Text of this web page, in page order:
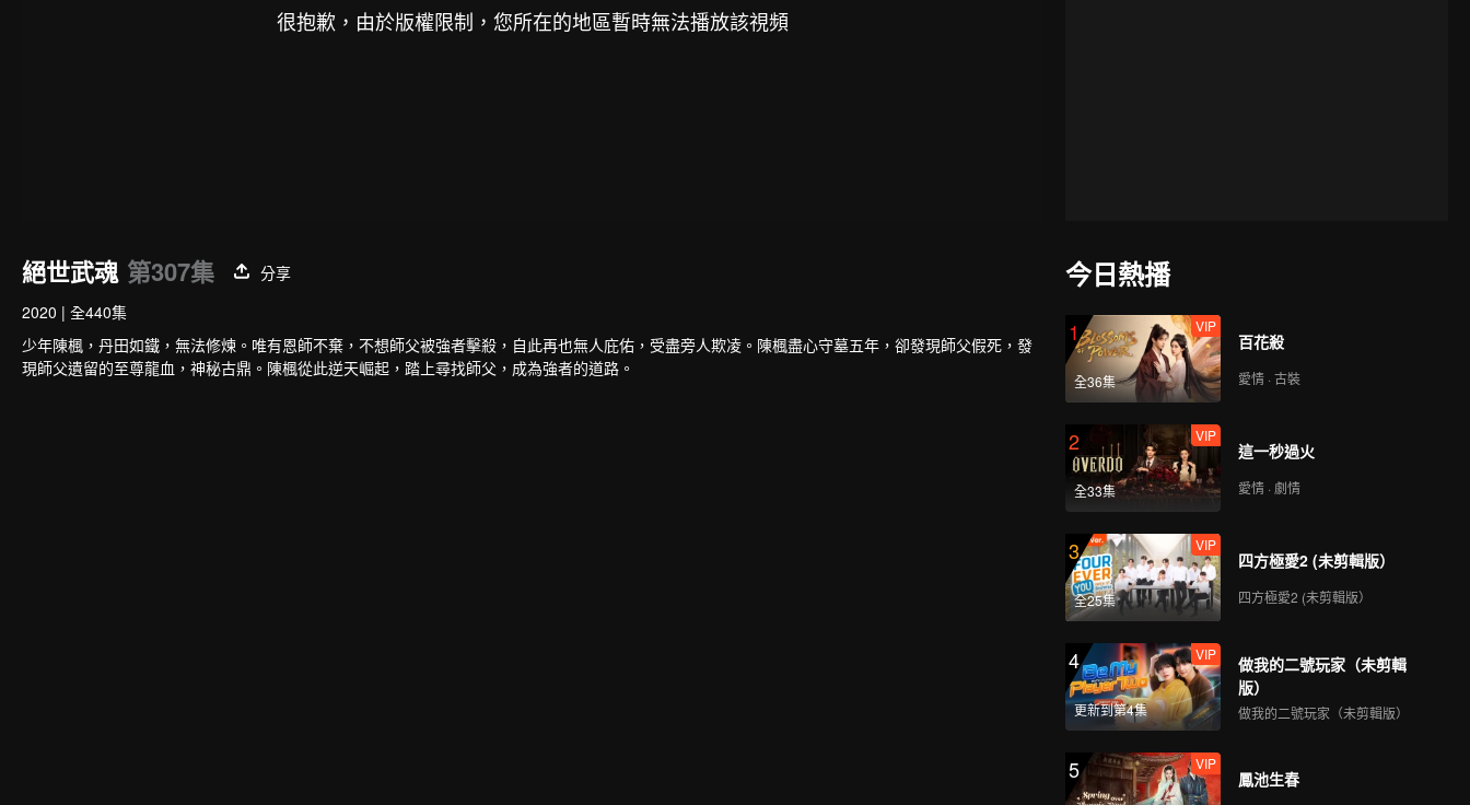
很抱歉，由於版權限制，您所在的地區暫時無法播放該視頻
絕世武魂 第307集
分享
2020 | 全440集
少年陳楓，丹田如鐵，無法修煉。唯有恩師不棄，不想師父被強者擊殺，自此再也無人庇佑，受盡旁人欺凌。陳楓盡心守墓五年，卻發現師父假死，發
現師父遺留的至尊龍血，神秘古鼎。陳楓從此逆天崛起，踏上尋找師父，成為強者的道路。
今日熱播
1
全36集
VIP
百花殺
愛情 · 古裝
2
全33集
VIP
這一秒過火
愛情 · 劇情
3
全25集
VIP
四方極愛2 (未剪輯版）
四方極愛2 (未剪輯版）
4
更新到第4集
VIP
做我的二號玩家（未剪輯
版）
做我的二號玩家（未剪輯版）
5 VIP
鳳池生春